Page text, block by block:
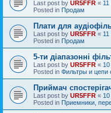
Last post by UR5FFR «
Posted in Продам
Плати для
Last post by UR5FFR «
Posted in Продам
5-ти діапазонні
Last post by UR5FFR «
Posted in Фильтры и цепи
Приймач
Last post by UR5FFR «
Posted in Приемники,